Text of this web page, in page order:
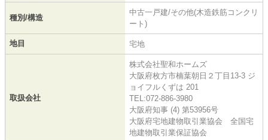
種別/構造
中古一戸建/その他(木造鉄筋コンクリ
ート)
地目 宅地
取扱会社
株式会社聖和ホームズ
大阪府枚方市楠葉朝日２丁目13-3 ジ
ョイフルくずは 201
TEL:072-886-3980
大阪府知事 (4) 第53956号
大阪府宅地建物取引業協会 全国宅
地建物取引業保証協会